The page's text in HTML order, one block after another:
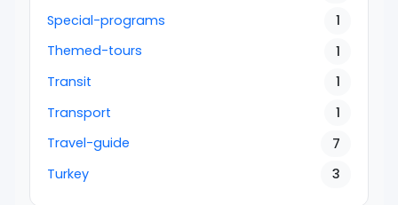
Special-programs
1
Themed-tours
1
Transit
1
Transport
1
Travel-guide
7
Turkey
3